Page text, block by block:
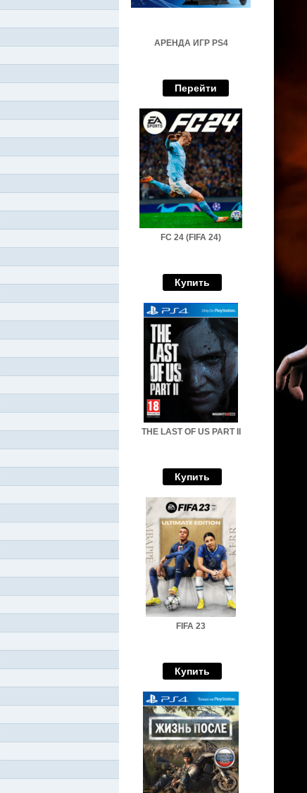
АРЕНДА ИГР PS4
Перейти
FC 24 (FIFA 24)
Купить
THE LAST OF US PART II
Купить
FIFA 23
Купить